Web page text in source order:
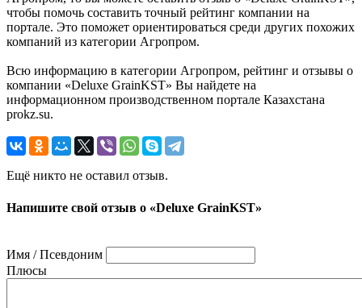
чтобы помочь составить точный рейтинг компании на
портале. Это поможет ориентироваться среди других похожих
компаний из категории Агропром.
Всю информацию в категории Агропром, рейтинг и отзывы о
компании «Deluxe GrainKST» Вы найдете на
информационном производственном портале Казахстана
prokz.su.
Ещё никто не оставил отзыв.
Напишите свой отзыв о «Deluxe GrainKST»
Имя / Псевдоним
Плюсы